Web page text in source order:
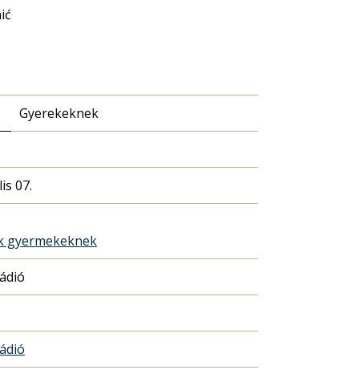
Gyerekeknek
07.
gyermekeknek